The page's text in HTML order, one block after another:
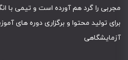
مجربی را گرد هم آورده است و تیمی با
برای تولید محتوا و برگزاری دوره های
آزمایشگاهی